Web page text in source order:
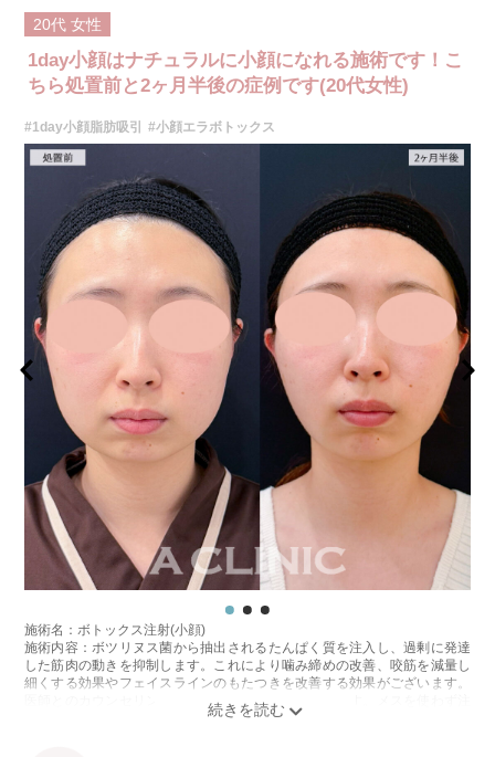
施術時間：約10分程
リスク、副作用：施術後に腫れ、赤み、内出血、痛み、突っ張り感などが
生じることがありますが、通常は数日〜1週間程度で徐々に軽快します。ま
た、稀にアレルギー反応、細菌感染、血管閉塞、しこり（硬化）や小さな
結節が生じる可能性があります。施術後1〜2週間程度は、注入部位を強く
押したりマッサージしたりすることはお控えください。
レスチレン 54,800円(税込)
レスチレンリフト※横浜院限定 76,800円(税込)
ジュビダームビスタウルトラXC 109,800円(税込)
クレヴィエルコントア 109,800円(税込)
ボリューマ 131,800円(税込)
オプション：表面麻酔 3,300円(税込) 笑気麻酔 3,300円(税込)
20代 女性
1day小顔はナチュラルに小顔になれる施術です！こ
ちら処置前と2ヶ月半後の症例です(20代女性)
#1day小顔脂肪吸引 #小顔エラボトックス
施術名：ボトックス注射(小顔)
施術内容：ボツリヌス菌から抽出されるたんぱく質を注入し、過剰に発達
した筋肉の動きを抑制します。これにより噛み締めの改善、咬筋を減量し
細くする効果やフェイスラインのもたつきを改善する効果がございます。
医師とのカウンセリングで注入量をお選びいただきます。メスを使わず注
射のみの処置のためダウンタイムはほとんどありません。効果は4～6か月